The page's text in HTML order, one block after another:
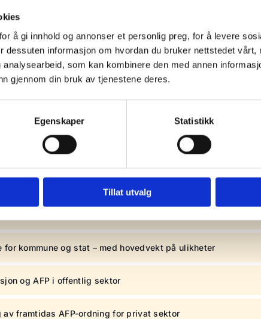
å gi innhold og annonser et personlig preg, for å levere
dessuten informasjon om hvordan du bruker nettstedet vårt,
som kan kombinere den med annen
gjennom din bruk av tjenestene deres.
Egenskaper Statistikk
Tillat utvalg
2013 (Fato-notat 2014:11)
følgja innkjøpsregelverket?
En analyse av kommunalt ansattes pensjoneringsadferd
(Fafo-notat 2013:21)
Produktegenskaper, leverandørforhold og reformer i ni
mulig avkastning på sin tjenestepensjonsordning? (rapport
kommune og stat – med hovedvekt på ulikheter
og AFP i offentlig sektor
framtidas AFP-ordning for privat sektor